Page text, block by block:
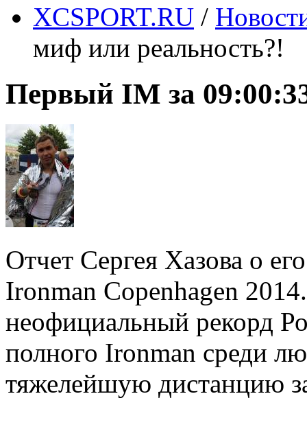
XCSPORT.RU /
миф или реальность?!
Первый IM за
Отчет Сергея Хазова о
Ironman Copenhagen
неофициальный рекорд
полного Ironman среди
тяжелейшую дистанцию